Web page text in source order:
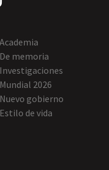
Academia
De memoria
Investigaciones
Mundial 2026
Nuevo gobierno
Estilo de vida